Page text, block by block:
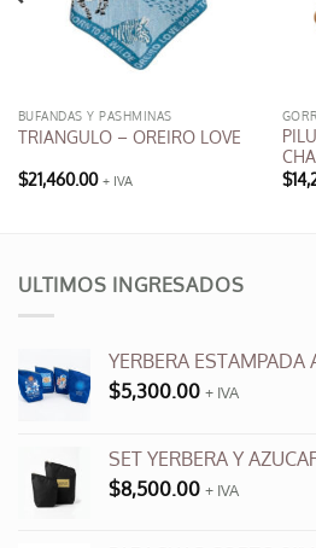
BUFANDAS Y PASHMINAS
TRIANGULO – OREIRO LOVE
$21,460.00 + IVA
$
en
ULTIMOS INGRESADOS
YERBERA
$5,300.00 + IVA
SET YERBERA Y
$8,500.00 + IVA